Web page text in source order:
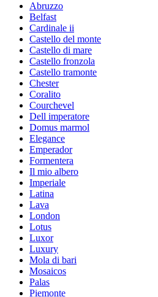
Abruzzo
Belfast
Cardinale ii
Castello del monte
Castello di mare
Castello fronzola
Castello tramonte
Chester
Coralito
Courchevel
Dell imperatore
Domus marmol
Elegance
Emperador
Formentera
Il mio albero
Imperiale
Latina
Lava
London
Lotus
Luxor
Luxury
Mola di bari
Mosaicos
Palas
Piemonte